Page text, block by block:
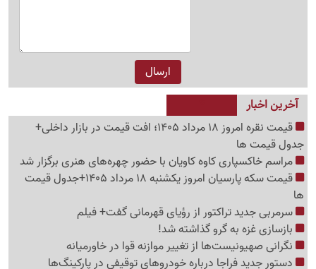
آخرین اخبار
قیمت نقره امروز 18 مرداد 1405؛ افت قیمت در بازار داخلی+
جدول قیمت ها
مراسم خاکسپاری کاوه کاویان با حضور چهره‌های هنری برگزار شد
قیمت سکه پارسیان امروز یکشنبه 18 مرداد 1405+جدول قیمت
ها
سرمربی جدید تراکتور از رؤیای قهرمانی گفت+ فیلم
بازسازی غزه به گرو گذاشته شد!
نگرانی صهیونیست‌ها از تغییر موازنه قوا در خاورمیانه
دستور جدید فراجا درباره خودروهای توقیفی در پارکینگ‌ها